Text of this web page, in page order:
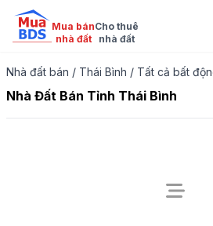
Mua bán
nhà đất
Cho thuê
nhà đất
Nhà đất bán / Thái Bình / Tất cả bất
Nhà Đất Bán Tỉnh Thái Bình